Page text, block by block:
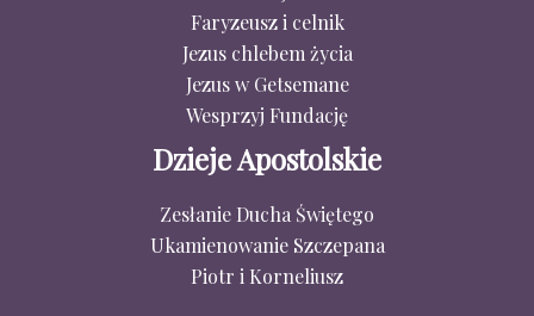
Faryzeusz i celnik
Jezus chlebem życia
Jezus w Getsemane
Wesprzyj Fundację
Dzieje Apostolskie
Zesłanie Ducha Świętego
Ukamienowanie Szczepana
Piotr i Korneliusz